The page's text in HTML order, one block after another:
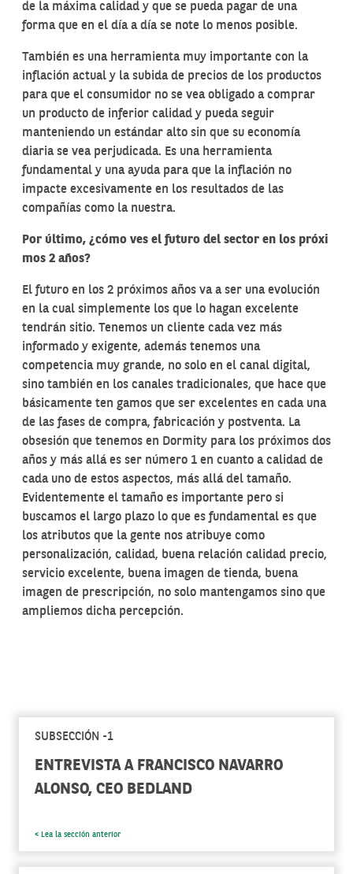
de la máxima calidad y que se pueda pagar de una
forma que en el día a día se note lo menos posible.
También es una herramienta muy importante con la
inflación actual y la subida de precios de los productos
para que el consumidor no se vea obligado a comprar
un producto de inferior calidad y pueda seguir
manteniendo un estándar alto sin que su economía
diaria se vea perjudicada. Es una herramienta
fundamental y una ayuda para que la inflación no
impacte excesivamente en los resultados de las
compañías como la nuestra.
Por último, ¿cómo ves el futuro del sector en los próxi
mos 2 años?
El futuro en los 2 próximos años va a ser una evolución
en la cual simplemente los que lo hagan excelente
tendrán sitio. Tenemos un cliente cada vez más
informado y exigente, además tenemos una
competencia muy grande, no solo en el canal digital,
sino también en los canales tradicionales, que hace que
básicamente ten gamos que ser excelentes en cada una
de las fases de compra, fabricación y postventa. La
obsesión que tenemos en Dormity para los próximos dos
años y más allá es ser número 1 en cuanto a calidad de
cada uno de estos aspectos, más allá del tamaño.
Evidentemente el tamaño es importante pero si
buscamos el largo plazo lo que es fundamental es que
los atributos que la gente nos atribuye como
personalización, calidad, buena relación calidad precio,
servicio excelente, buena imagen de tienda, buena
imagen de prescripción, no solo mantengamos sino que
ampliemos dicha percepción.
SUBSECCIÓN -1
ENTREVISTA A FRANCISCO NAVARRO
ALONSO, CEO BEDLAND
< Lea la sección anterior